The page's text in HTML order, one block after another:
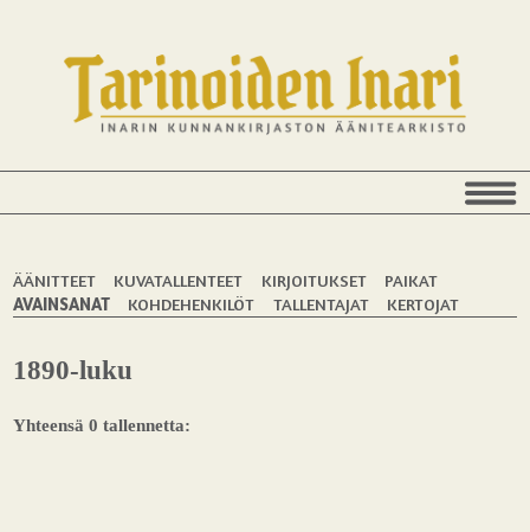
ÄÄNITTEET KUVATALLENTEET KIRJOITUKSET
PAIKAT
AVAINSANAT
KOHDEHENKILÖT TALLENTAJAT KERTOJAT
1890-luku
Yhteensä 0 tallennetta: